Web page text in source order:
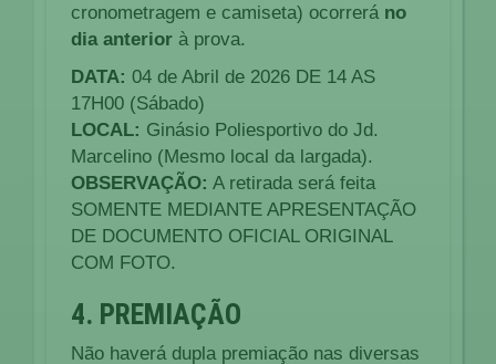
cronometragem e camiseta) ocorrerá no
dia anterior à prova.
DATA: 04 de Abril de 2026 DE 14 AS
17H00 (Sábado)
LOCAL: Ginásio Poliesportivo do Jd.
Marcelino (Mesmo local da largada).
OBSERVAÇÃO: A retirada será feita
SOMENTE MEDIANTE APRESENTAÇÃO
DE DOCUMENTO OFICIAL ORIGINAL
COM FOTO.
4. PREMIAÇÃO
Não haverá dupla premiação nas diversas